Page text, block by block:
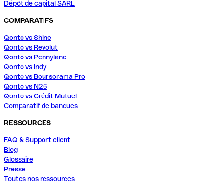
Dépôt de capital SARL
COMPARATIFS
Qonto vs Shine
Qonto vs Revolut
Qonto vs Pennylane
Qonto vs Indy
Qonto vs Boursorama Pro
Qonto vs N26
Qonto vs Crédit Mutuel
Comparatif de banques
RESSOURCES
FAQ & Support client
Blog
Glossaire
Presse
Toutes nos ressources